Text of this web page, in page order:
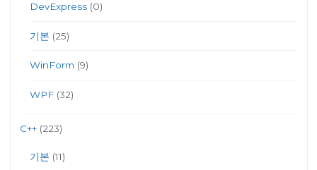
DevExpress(0)
기본 (25)
WinForm (9)
WPF(32)
C++ (223)
기본 (11)